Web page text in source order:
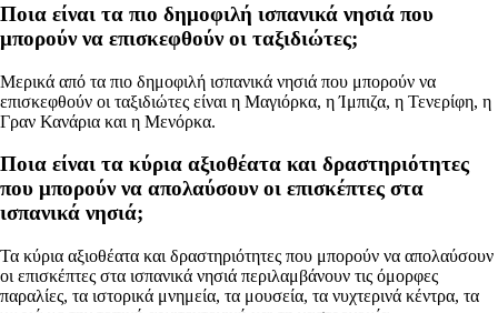
Ποια είναι τα πιο δημοφιλή ισπανικά νησιά που
μπορούν να επισκεφθούν οι ταξιδιώτες;
Μερικά από τα πιο δημοφιλή ισπανικά νησιά που μπορούν να
επισκεφθούν οι ταξιδιώτες είναι η Μαγιόρκα, η Ίμπιζα, η Τενερίφη, η
Γραν Κανάρια και η Μενόρκα.
Ποια είναι τα κύρια αξιοθέατα και δραστηριότητες
που μπορούν να απολαύσουν οι επισκέπτες στα
ισπανικά νησιά;
Τα κύρια αξιοθέατα και δραστηριότητες που μπορούν να απολαύσουν
οι επισκέπτες στα ισπανικά νησιά περιλαμβάνουν τις όμορφες
παραλίες, τα ιστορικά μνημεία, τα μουσεία, τα νυχτερινά κέντρα, τα